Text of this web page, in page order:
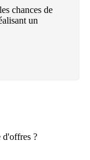
chances de
un
d'offres ?